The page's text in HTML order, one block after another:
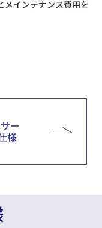
メインテナンス費用を
ー
様